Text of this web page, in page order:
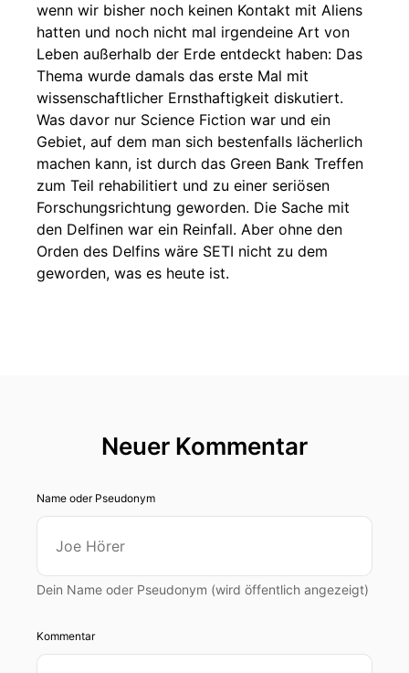
wenn wir bisher noch keinen Kontakt mit Aliens
hatten und noch nicht mal irgendeine Art von
Leben außerhalb der Erde entdeckt haben: Das
Thema wurde damals das erste Mal mit
wissenschaftlicher Ernsthaftigkeit diskutiert.
Was davor nur Science Fiction war und ein
Gebiet, auf dem man sich bestenfalls lächerlich
machen kann, ist durch das Green Bank Treffen
zum Teil rehabilitiert und zu einer seriösen
Forschungsrichtung geworden. Die Sache mit
den Delfinen war ein Reinfall. Aber ohne den
Orden des Delfins wäre SETI nicht zu dem
geworden, was es heute ist.
Neuer Kommentar
Name oder Pseudonym
Dein Name oder Pseudonym (wird öffentlich angezeigt)
Kommentar